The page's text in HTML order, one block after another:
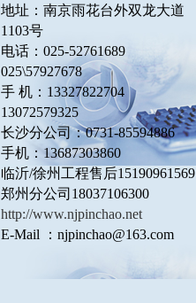
地址：南京雨花台外双龙大道
1103号
电话：025-52761689
025\57927678
手 机：13327822704
13072579325
长沙分公司：0731-85594886
手机：13687303860
临沂/徐州工程售后15190961569
郑州分公司18037106300
http://www.njpinchao.net
E-Mail
： njpinchao@163.com